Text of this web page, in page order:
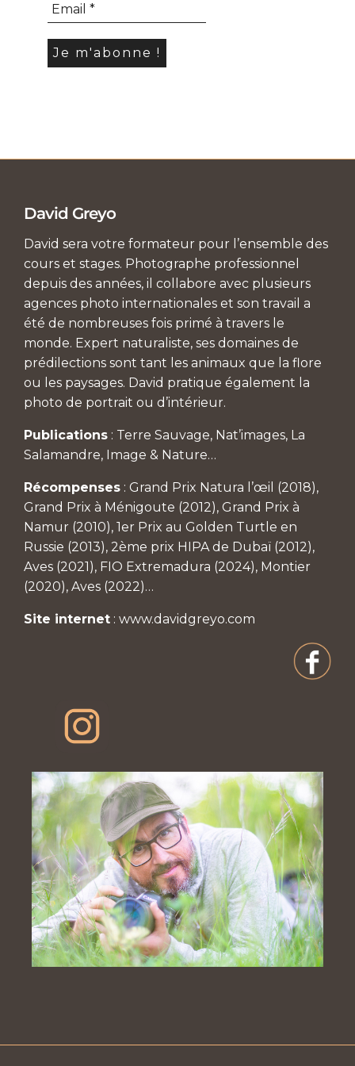
David Greyo
David sera votre formateur pour l’ensemble des
cours et stages. Photographe professionnel
depuis des années, il collabore avec plusieurs
agences photo internationales et son travail a
été de nombreuses fois primé à travers le
monde. Expert naturaliste, ses domaines de
prédilections sont tant les animaux que la flore
ou les paysages. David pratique également la
photo de portrait ou d’intérieur.
Publications : Terre Sauvage, Nat’images, La
Salamandre, Image & Nature…
Récompenses : Grand Prix Natura l’œil (2018),
Grand Prix à Ménigoute (2012), Grand Prix à
Namur (2010), 1er Prix au Golden Turtle en
Russie (2013), 2ème prix HIPA de Dubaï (2012),
Aves (2021), FIO Extremadura (2024), Montier
(2020), Aves (2022)…
Site internet : www.davidgreyo.com